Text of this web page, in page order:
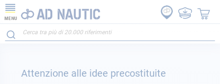
MENU
Attenzione alle idee precostituite